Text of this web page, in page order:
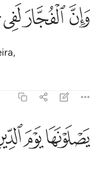
وان الفجار لفي جحيم ١٤
وَإِنَّ ٱلْفُجَّارَ لَفِى جَحِيمٍۢ
ﱿﲀﲁ
يصلونها يوم الدين ١٥
يَصْلَوْنَهَا يَوْمَ ٱلدِّينِ
ﲄﲅ